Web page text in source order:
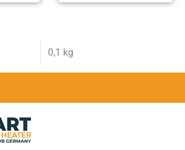
0,1 kg